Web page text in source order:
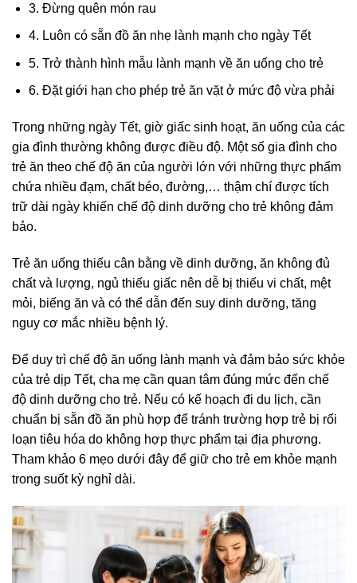
3. Đừng quên món rau
4. Luôn có sẵn đồ ăn nhẹ lành mạnh cho ngày Tết
5. Trở thành hình mẫu lành mạnh về ăn uống cho trẻ
6. Đặt giới hạn cho phép trẻ ăn vặt ở mức độ vừa phải
Trong những ngày Tết, giờ giấc sinh hoạt, ăn uống của các
gia đình thường không được điều độ. Một số gia đình cho
trẻ ăn theo chế độ ăn của người lớn với những thực phẩm
chứa nhiều đạm, chất béo, đường,… thậm chí được tích
trữ dài ngày khiến chế độ dinh dưỡng cho trẻ không đảm
bảo.
Trẻ ăn uống thiếu cân bằng về dinh dưỡng, ăn không đủ
chất và lượng, ngủ thiếu giấc nên dễ bị thiếu vi chất, mệt
mỏi, biếng ăn và có thể dẫn đến suy dinh dưỡng, tăng
nguy cơ mắc nhiều bệnh lý.
Để duy trì chế độ ăn uống lành mạnh và đảm bảo sức khỏe
của trẻ dịp Tết, cha mẹ cần quan tâm đúng mức đến chế
độ dinh dưỡng cho trẻ. Nếu có kế hoạch đi du lịch, cần
chuẩn bị sẵn đồ ăn phù hợp để tránh trường hợp trẻ bị rối
loạn tiêu hóa do không hợp thực phẩm tại địa phương.
Tham khảo 6 mẹo dưới đây để giữ cho trẻ em khỏe mạnh
trong suốt kỳ nghỉ dài.